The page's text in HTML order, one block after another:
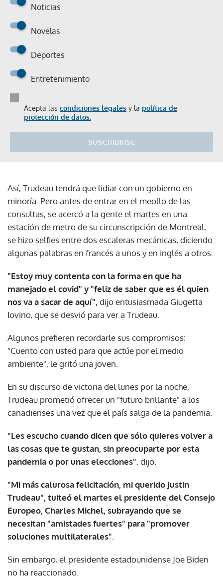
Noticias
Novelas
Deportes
Entretenimiento
Acepta las condiciones legales y la política de
protección de datos.
SUSCRIBIRSE
Así, Trudeau tendrá que lidiar con un gobierno en
minoría. Pero antes de entrar en el meollo de las
consultas, se acercó a la gente el martes en una
estación de metro de su circunscripción de Montreal,
se hizo selfies entre dos escaleras mecánicas, diciendo
algunas palabras en francés a unos y en inglés a otros.
"Estoy muy contenta con la forma en que ha
manejado el covid" y "feliz de saber que es él quien
nos va a sacar de aquí", dijo entusiasmada Giugetta
Iovino, que se desvió para ver a Trudeau.
Algunos prefieren recordarle sus compromisos:
"Cuento con usted para que actúe por el medio
ambiente", le gritó una joven.
En su discurso de victoria del lunes por la noche,
Trudeau prometió ofrecer un "futuro brillante" a los
canadienses una vez que el país salga de la pandemia.
"Les escucho cuando dicen que sólo quieres volver a
las cosas que te gustan, sin preocuparte por esta
pandemia o por unas elecciones", dijo.
"Mi más calurosa felicitación, mi querido Justin
Trudeau", tuiteó el martes el presidente del Consejo
Europeo, Charles Michel, subrayando que se
necesitan "amistades fuertes" para "promover
soluciones multilaterales"
Sin embargo, el presidente estadounidense Joe Biden
no ha reaccionado.